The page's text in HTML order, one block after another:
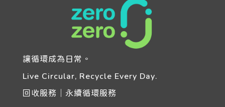
讓循環成為日常。
Live Circular, Recycle Every Day.
回收服務｜永續循環服務